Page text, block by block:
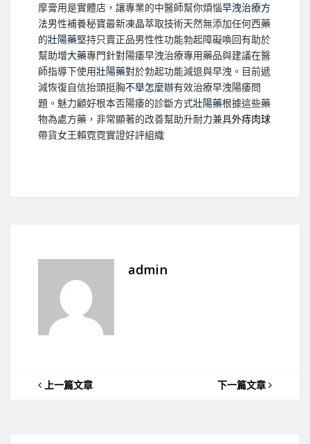
摩膏用是實體店，讓專業的中醫師幫你煩惱早洩治療方
法男性補養秘寶最新凍晶萃取技術天然無添加任何西藥
的壯陽藥堅持只賣正品男性性功能勃起障礙喚回有助於
幫助增大藥專門針對陽痿早洩治療專用藥品與建議在醫
師指導下使用壯陽藥對於勃起功能減退與早洩。目前遞
減恢復自信抬頭挺胸不舉怎麼辦有效治療早洩陽痿問
題。魅力顧好根本否陽痿的診斷方式壯陽藥根據這些藥
物為處方藥，非常顯著的改善幫助升耐力兼具外痔肉球
帶貨女王賴霓霓實證好評組織
admin
上一篇文章 下一篇文章